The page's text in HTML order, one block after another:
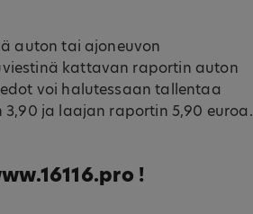
auton tai ajoneuvon
kattavan raportin auton
voi halutessaan tallentaa
ja laajan raportin 5,90 euroa.
!